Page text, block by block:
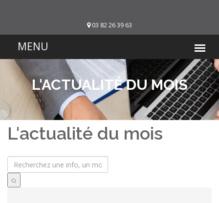
03 82 26 39 63
L'ACTUALITÉ DU MOIS
L'actualité du mois